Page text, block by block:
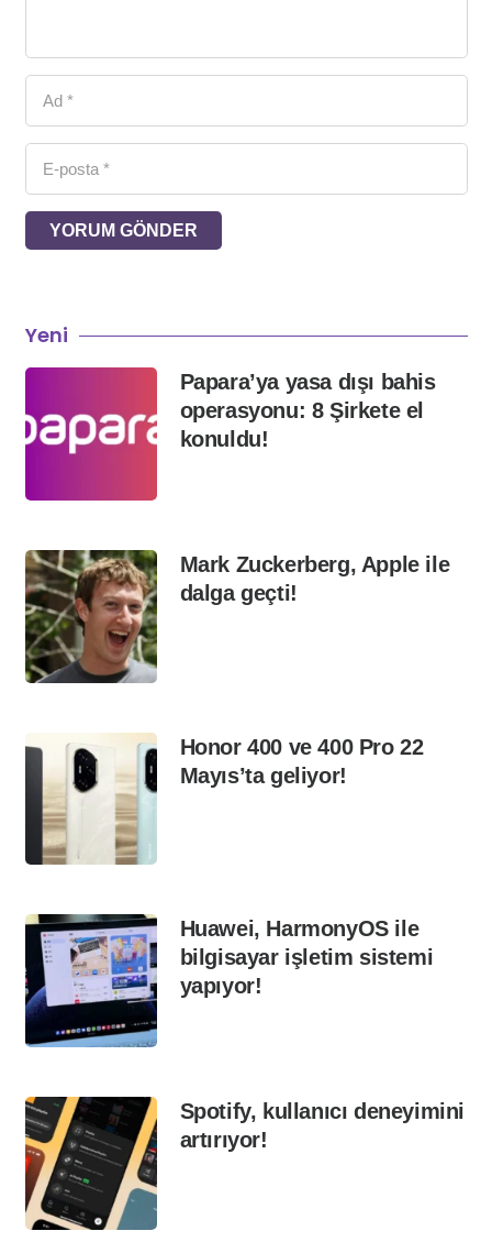
YORUM GÖNDER
Yeni
Papara’ya yasa dışı bahis
operasyonu: 8 Şirkete el
konuldu!
Mark Zuckerberg, Apple ile
dalga geçti!
Honor 400 ve 400 Pro 22
Mayıs’ta geliyor!
Huawei, HarmonyOS ile
bilgisayar işletim sistemi
yapıyor!
Spotify, kullanıcı deneyimini
artırıyor!